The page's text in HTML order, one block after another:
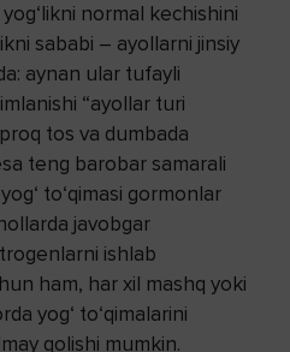
normal kechishini
sababi – ayollarni jinsiy
aynan ular tufayli
“ayollar turi
tos va dumbada
teng barobar samarali
to‘qimasi gormonlar
javobgar
ishlab
ham, har xil mashq yoki
yog‘ to‘qimalarini
qolishi mumkin.